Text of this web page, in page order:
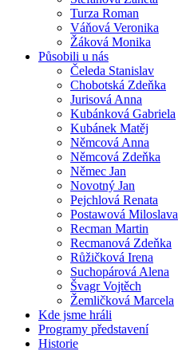
Turza Roman
Váňová Veronika
Žáková Monika
Působili u nás
Čeleda Stanislav
Chobotská Zdeňka
Jurisová Anna
Kubánková Gabriela
Kubánek Matěj
Němcová Anna
Němcová Zdeňka
Němec Jan
Novotný Jan
Pejchlová Renata
Postawová Miloslava
Recman Martin
Recmanová Zdeňka
Růžičková Irena
Suchopárová Alena
Švagr Vojtěch
Žemličková Marcela
Kde jsme hráli
Programy představení
Historie